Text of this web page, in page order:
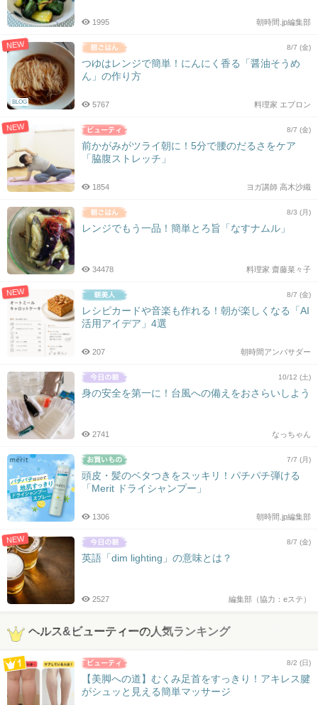
朝時間.jp編集部
1995
NEW
BLOG
8/7 (金)
つゆはレンジで簡単！にんにく香る「醤油そうめ
ん」の作り方
料理家 エプロン
5767
NEW 8/7 (金)
前かがみがツライ朝に！5分で腰のだるさをケア
「脇腹ストレッチ」
ヨガ講師 高木沙織
1854
8/3 (月)
レンジでもう一品！簡単とろ旨「なすナムル」
料理家 齋藤菜々子
34478
NEW 8/7 (金)
レシピカードや音楽も作れる！朝が楽しくなる「AI
活用アイデア」4選
朝時間アンバサダー
207
10/12 (土)
身の安全を第一に！台風への備えをおさらいしよう
なっちゃん
2741
7/7 (月)
頭皮・髪のベタつきをスッキリ！パチパチ弾ける
「Merit ドライシャンプー」
朝時間.jp編集部
1306
NEW 8/7 (金)
英語「dim lighting」の意味とは？
編集部（協力：eステ）
2527
ヘルス&ビューティーの人気ランキング
8/2 (日)
【美脚への道】むくみ足首をすっきり！アキレス腱
がシュッと見える簡単マッサージ